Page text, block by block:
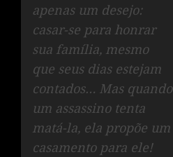
apenas um desejo:
casar-se para honrar
sua família, mesmo
que seus dias estejam
contados… Mas quando
um assassino tenta
matá-la, ela propõe um
casamento para ele!